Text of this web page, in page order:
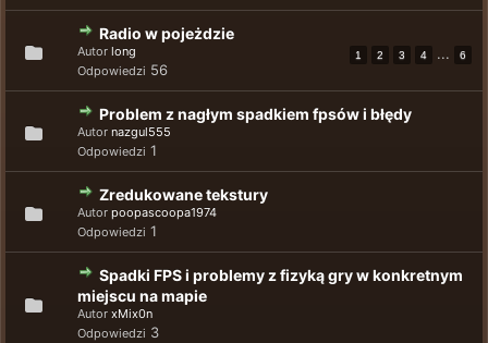
Radio w pojeżdzie
Autor long 1 2 3 4 ... 6
Odpowiedzi 56
Problem z nagłym spadkiem fpsów i błędy
Autor nazgul555
Odpowiedzi 1
Zredukowane tekstury
Autor poopascoopa1974
Odpowiedzi 1
Spadki FPS i problemy z fizyką gry w konkretnym
miejscu na mapie
Autor xMix0n
Odpowiedzi 3